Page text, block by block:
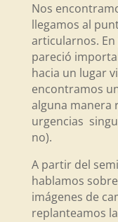
Nos
llegamos al
articularnos.
pareció
hacia un lugar
encontramos
alguna manera
urgencias
no).
A partir del
hablamos
imágenes de
replanteamos